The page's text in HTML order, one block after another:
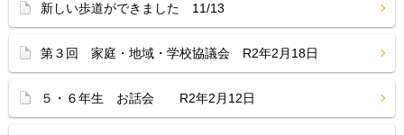
新しい歩道ができました 11/13
第３回 家庭・地域・学校協議会 R2年2月18日
５・６年生 お話会 R2年2月12日